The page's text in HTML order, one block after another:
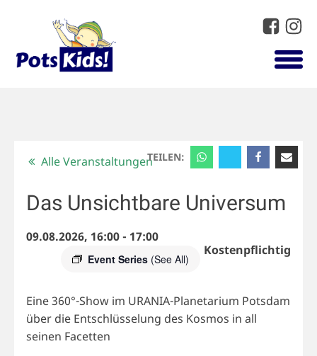
TEILEN:
Alle Veranstaltungen
Das Unsichtbare Universum
09.08.2026, 16:00- 17:00
Event Series (See All)
Kostenpflichtig
Eine 360°-Show im URANIA-Planetarium Potsdam
über die Entschlüsselung des Kosmos in all
seinen Facetten